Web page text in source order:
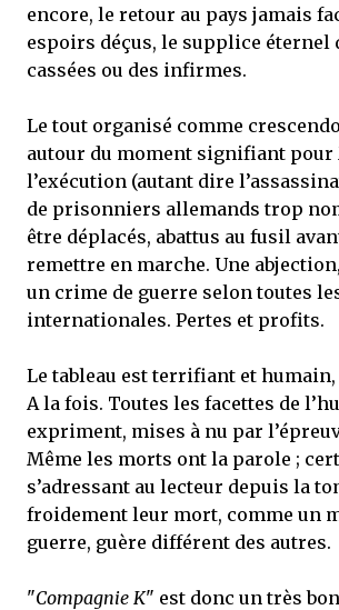
encore, le retour au pays jamais
espoirs déçus, le supplice éternel
cassées ou des infirmes.
Le tout organisé comme
autour du moment signifiant pour
l’exécution (autant dire
de prisonniers allemands trop
être déplacés, abattus au fusil
remettre en marche. Une
un crime de guerre selon toutes
internationales. Pertes et profits.
Le tableau est terrifiant et
A la fois. Toutes les facettes de
expriment, mises à nu par
Même les morts ont la parole ;
s’adressant au lecteur depuis la
froidement leur mort, comme un
guerre, guère différent des autres.
"Compagnie K" est donc un très